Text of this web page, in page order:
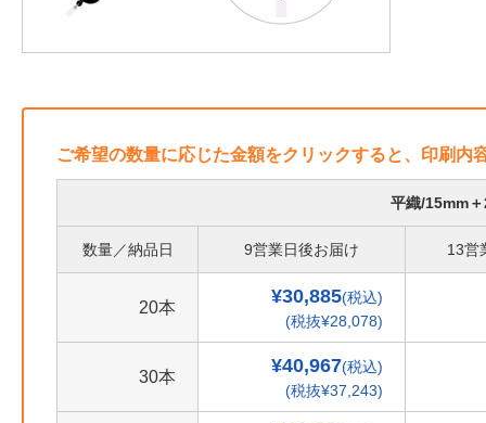
ご希望の数量に応じた金額をクリックすると、印刷内
平織/15mm
数量／納品日 9営業日後お届け 13営
20本
¥30,885(税込)
(税抜¥28,078)
30本
¥40,967(税込)
(税抜¥37,243)